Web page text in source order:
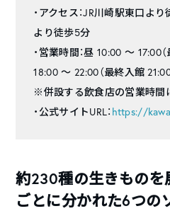
・アクセス：JR川崎駅東口よ
より徒歩5分
・営業時間：昼 10:00 〜 17:00
18:00 〜 22:00（最終入館 21:00
※併設する飲食店の営業時間
・公式サイトURL： https://
約230種の生きものを
ごとに分かれた6つの